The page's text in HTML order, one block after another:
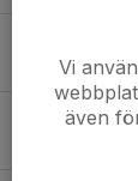
Info
15
14
Vi
även